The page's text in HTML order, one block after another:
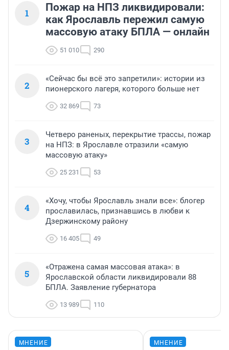
1
Пожар на НПЗ ликвидировали:
как Ярославль пережил самую
массовую атаку БПЛА — онлайн
51 010 290
2
«Сейчас бы всё это запретили»: истории из
пионерского лагеря, которого больше нет
32 869 73
3
Четверо раненых, перекрытие трассы, пожар
на НПЗ: в Ярославле отразили «самую
массовую атаку»
25 231 53
4
«Хочу, чтобы Ярославль знали все»: блогер
прославилась, признавшись в любви к
Дзержинскому району
16 405 49
5
«Отражена самая массовая атака»: в
Ярославской области ликвидировали 88
БПЛА. Заявление губернатора
13 989 110
МНЕНИЕ МНЕНИЕ